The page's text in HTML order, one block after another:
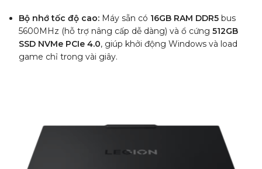
Bộ nhớ tốc độ cao: Máy sẵn có 16GB RAM DDR5 bus
5600MHz (hỗ trợ nâng cấp dễ dàng) và ổ cứng 512GB
SSD NVMe PCIe 4.0, giúp khởi động Windows và load
game chỉ trong vài giây.